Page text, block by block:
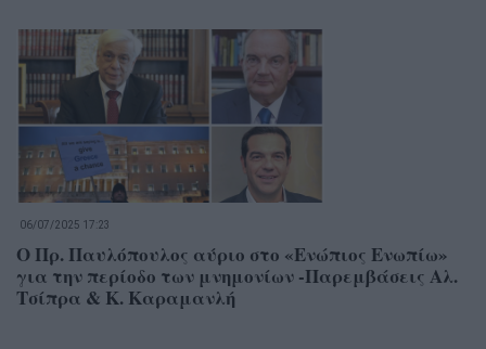
06/07/2025 17:23
Ο Πρ. Παυλόπουλος αύριο στο «Ενώπιος Ενωπίω»
για την περίοδο των μνημονίων -Παρεμβάσεις Αλ.
Τσίπρα & Κ. Καραμανλή